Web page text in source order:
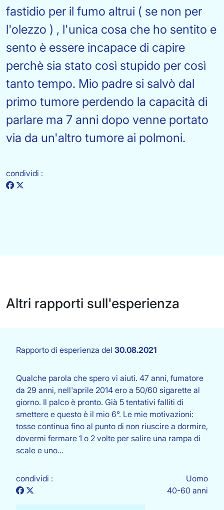
fastidio per il fumo altrui ( se non per
l'olezzo ) , l'unica cosa che ho sentito e
sento è essere incapace di capire
perchè sia stato così stupido per così
tanto tempo. Mio padre si salvò dal
primo tumore perdendo la capacità di
parlare ma 7 anni dopo venne portato
via da un'altro tumore ai polmoni.
condividi :
Altri rapporti sull'esperienza
Rapporto di esperienza del 30.08.2021
Qualche parola che spero vi aiuti. 47 anni, fumatore
da 29 anni, nell'aprile 2014 ero a 50/60 sigarette al
giorno. Il palco è pronto. Già 5 tentativi falliti di
smettere e questo è il mio 6°. Le mie motivazioni:
tosse continua fino al punto di non riuscire a dormire,
dovermi fermare 1 o 2 volte per salire una rampa di
scale e uno…
condividi :
Uomo
40-60 anni